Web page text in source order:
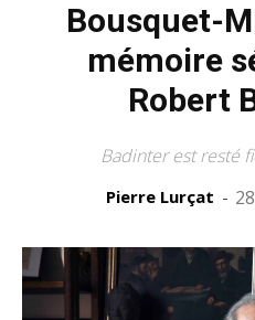
Bousquet-
mémoire
Robert
Badinter est resté
Pierre Lurçat -